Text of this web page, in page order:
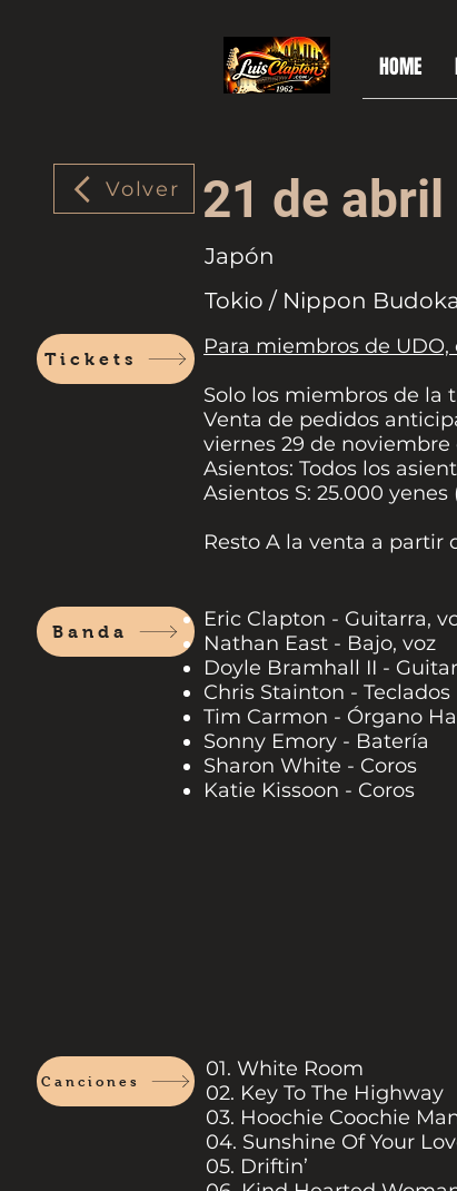
HOME
Volver 21 de
Japón
Tokio / Nippon
Tickets
Para miembros de
Solo los miembros de la
Venta de pedidos
viernes 29 de noviembre
Asientos: Todos los
Asientos S: 25.000
Resto A la venta a partir
Banda
Eric Clapton - Guitarra,
Nathan East - Bajo, voz
Doyle Bramhall II -
Chris Stainton - Teclados
Tim Carmon - Órgano
Sonny Emory - Batería
Sharon White - Coros
Katie Kissoon - Coros
Canciones
01. White Room
02. Key To The Highway
03. Hoochie Coochie
04. Sunshine Of Your
05. Driftin’